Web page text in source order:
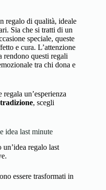
regalo di qualità, ideale
Sia che si tratti di un
speciale, queste
e cura. L’attenzione
rendono questi regali
tra chi dona e
un’esperienza
tradizione, scegli
idea last minute
regalo last
essere trasformati in